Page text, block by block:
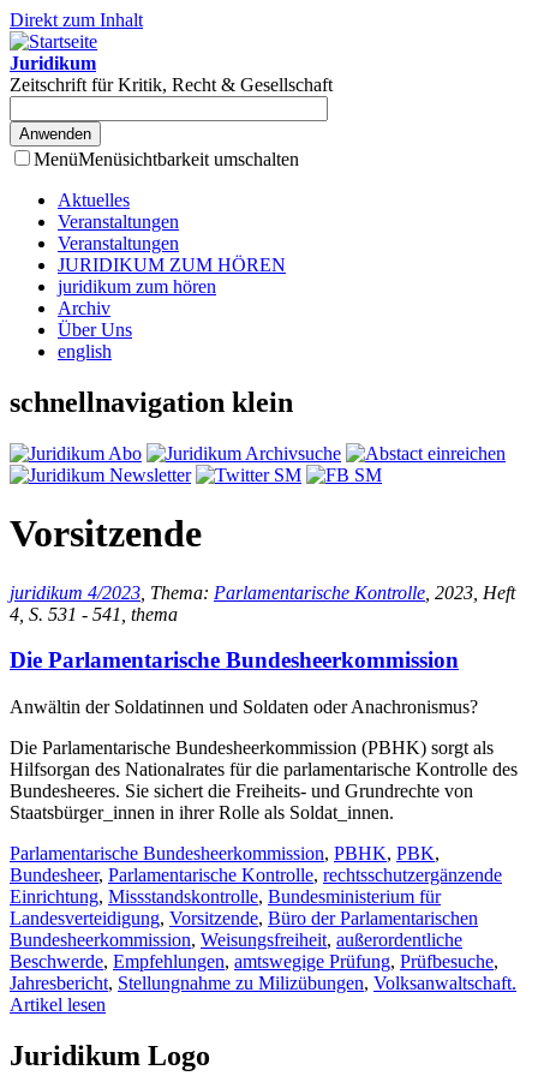
Direkt zum Inhalt
Juridikum
Zeitschrift für Kritik, Recht & Gesellschaft
MenüMenüsichtbarkeit umschalten
Aktuelles
Veranstaltungen
Veranstaltungen
JURIDIKUM ZUM HÖREN
juridikum zum hören
Archiv
Über Uns
english
schnellnavigation klein
Vorsitzende
juridikum 4/2023 , Thema: Parlamentarische Kontrolle , 2023, Heft
4, S. 531 - 541, thema
Die Parlamentarische Bundesheerkommission
Anwältin der Soldatinnen und Soldaten oder Anachronismus?
Die Parlamentarische Bundesheerkommission (PBHK) sorgt als
Hilfsorgan des Nationalrates für die parlamentarische Kontrolle des
Bundesheeres. Sie sichert die Freiheits- und Grundrechte von
Staatsbürger_innen in ihrer Rolle als Soldat_innen.
Parlamentarische Bundesheerkommission, PBHK, PBK,
Bundesheer, Parlamentarische Kontrolle, rechtsschutzergänzende
Einrichtung, Missstandskontrolle, Bundesministerium für
Landesverteidigung, Vorsitzende, Büro der Parlamentarischen
Bundesheerkommission, Weisungsfreiheit, außerordentliche
Beschwerde, Empfehlungen, amtswegige Prüfung, Prüfbesuche,
Jahresbericht, Stellungnahme zu Milizübungen, Volksanwaltschaft.
Artikel lesen
Juridikum Logo